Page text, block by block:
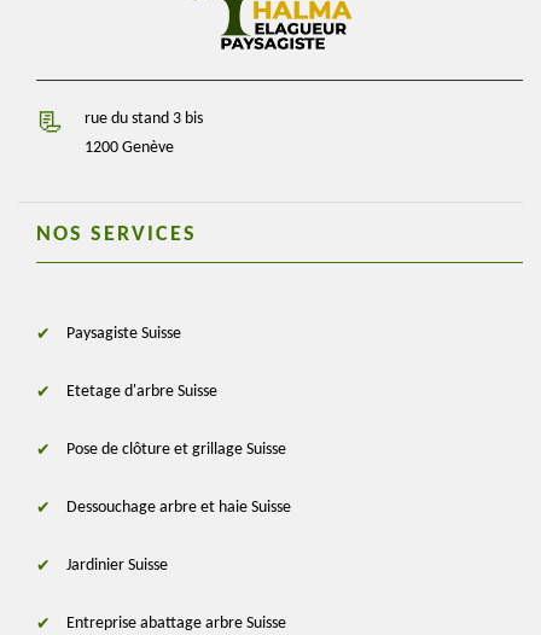
rue du stand 3 bis
1200 Genève
NOS SERVICES
Paysagiste Suisse
Etetage d'arbre Suisse
Pose de clôture et grillage Suisse
Dessouchage arbre et haie Suisse
Jardinier Suisse
Entreprise abattage arbre Suisse